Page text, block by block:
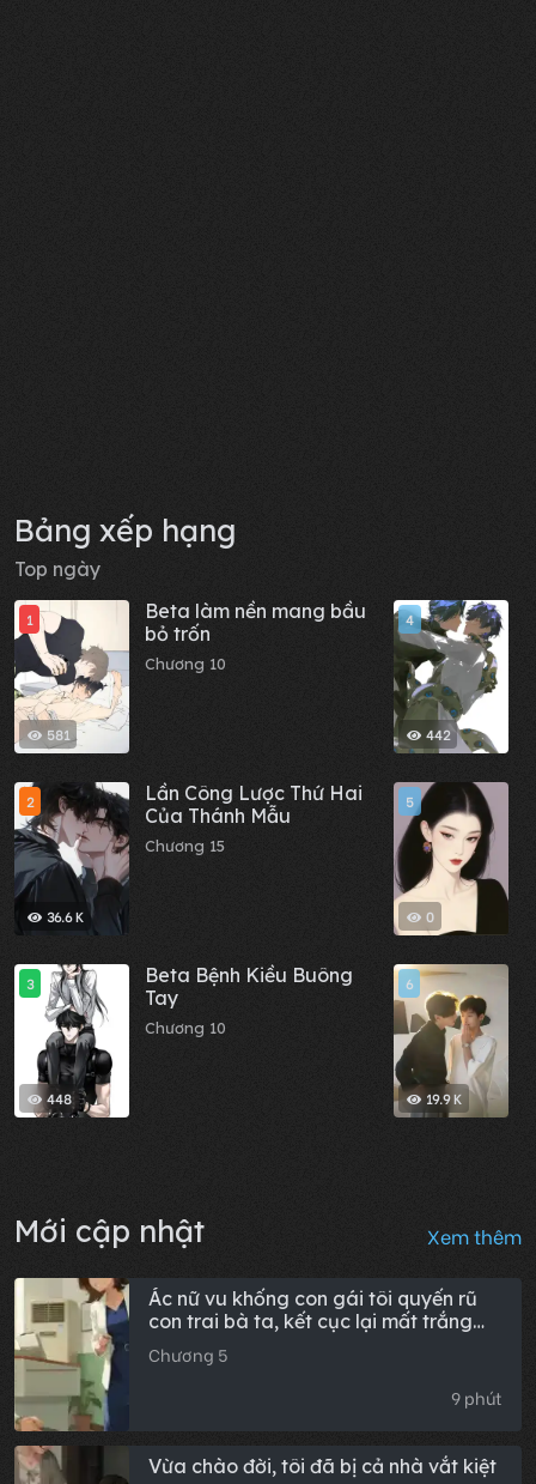
Bảng xếp hạng
Top ngày
581
1
Beta làm nền mang bầu
bỏ trốn
Chương 10
36.6 K
2
Lần Công Lược Thứ Hai
Của Thánh Mẫu
Chương 15
448
3
Beta Bệnh Kiều Buông
Tay
Chương 10
442
4
0
5
19.9 K
6
Mới cập nhật Xem thêm
Ác nữ vu khống con gái tôi quyến rũ
con trai bà ta, kết cục lại mất trắng
tất cả (Toàn văn)
Chương 5
9 phút
Vừa chào đời, tôi đã bị cả nhà vắt kiệt